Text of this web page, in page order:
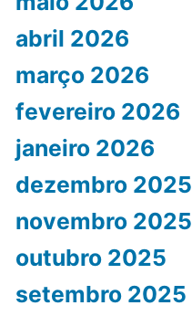
abril 2026
março 2026
fevereiro 2026
janeiro 2026
dezembro 2025
novembro 2025
outubro 2025
setembro 2025